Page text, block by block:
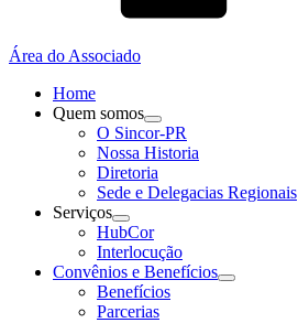
Área do Associado
Home
Quem somos
O Sincor-PR
Nossa Historia
Diretoria
Sede e Delegacias Regionais
Serviços
HubCor
Interlocução
Convênios e Benefícios
Benefícios
Parcerias